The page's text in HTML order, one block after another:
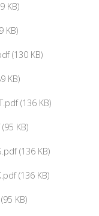
KB)
KB)
(130 KB)
KB)
(136 KB)
KB)
(136 KB)
(136 KB)
KB)